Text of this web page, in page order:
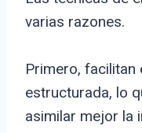
varias razones.
Primero, facilitan
estructurada, lo
asimilar mejor la